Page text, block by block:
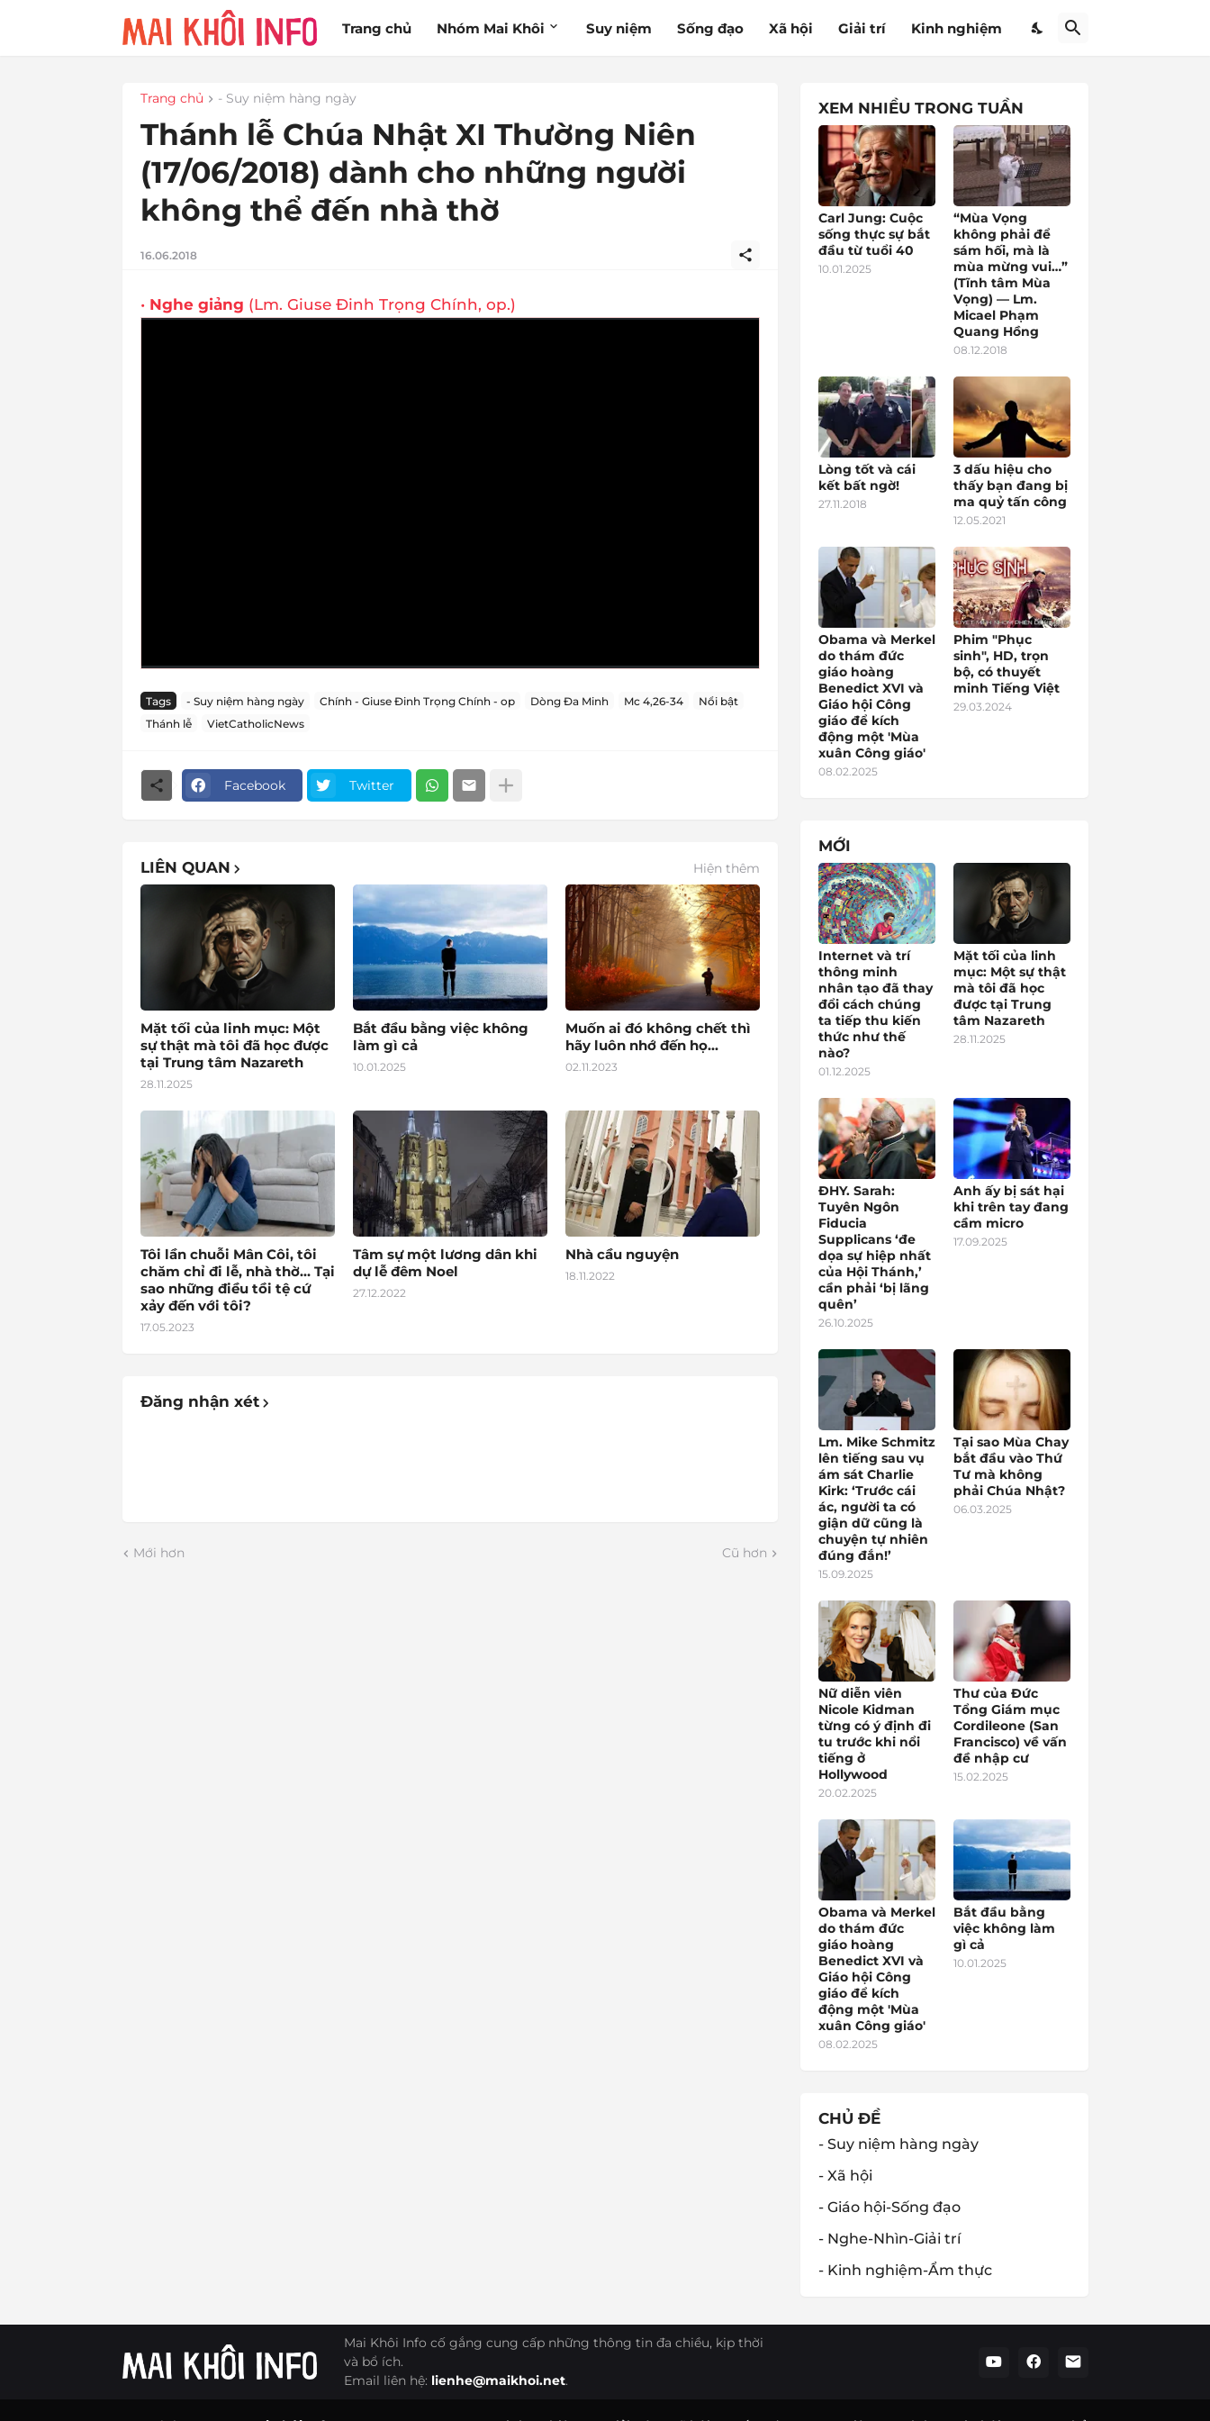
Trang chủ Nhóm Mai Khôi Suy niệm Sống đạo Xã hội Giải trí Kinh nghiệm
Trang chủ - Suy niệm hàng ngày
Thánh lễ Chúa Nhật XI Thường Niên
(17/06/2018) dành cho những người
không thể đến nhà thờ
16.06.2018
• Nghe giảng (Lm. Giuse Đinh Trọng Chính, op.)
Tags - Suy niệm hàng ngày Chính - Giuse Đinh Trọng Chính - op Dòng Đa Minh Mc 4,26-34
Nổi bật
Thánh lễ
VietCatholicNews
Facebook Twitter
LIÊN QUAN Hiện thêm
Mặt tối của linh mục: Một
sự thật mà tôi đã học được
tại Trung tâm Nazareth
28.11.2025
Bắt đầu bằng việc không
làm gì cả
10.01.2025
Muốn ai đó không chết thì
hãy luôn nhớ đến họ...
02.11.2023
Tôi lần chuỗi Mân Côi, tôi
chăm chỉ đi lễ, nhà thờ… Tại
sao những điều tồi tệ cứ
xảy đến với tôi?
17.05.2023
Tâm sự một lương dân khi
dự lễ đêm Noel
27.12.2022
Nhà cầu nguyện
18.11.2022
Đăng nhận xét
Mới hơn Cũ hơn
XEM NHIỀU TRONG TUẦN
Carl Jung: Cuộc
sống thực sự bắt
đầu từ tuổi 40
10.01.2025
“Mùa Vọng
không phải để
sám hối, mà là
mùa mừng vui…”
(Tĩnh tâm Mùa
Vọng) — Lm.
Micael Phạm
Quang Hồng
08.12.2018
Lòng tốt và cái
kết bất ngờ!
27.11.2018
3 dấu hiệu cho
thấy bạn đang bị
ma quỷ tấn công
12.05.2021
Obama và Merkel
do thám đức
giáo hoàng
Benedict XVI và
Giáo hội Công
giáo để kích
động một 'Mùa
xuân Công giáo'
08.02.2025
Phim "Phục
sinh", HD, trọn
bộ, có thuyết
minh Tiếng Việt
29.03.2024
MỚI
Internet và trí
thông minh
nhân tạo đã thay
đổi cách chúng
ta tiếp thu kiến
thức như thế
nào?
01.12.2025
Mặt tối của linh
mục: Một sự thật
mà tôi đã học
được tại Trung
tâm Nazareth
28.11.2025
ĐHY. Sarah:
Tuyên Ngôn
Fiducia
Supplicans ‘đe
dọa sự hiệp nhất
của Hội Thánh,’
cần phải ‘bị lãng
quên’
26.10.2025
Anh ấy bị sát hại
khi trên tay đang
cầm micro
17.09.2025
Lm. Mike Schmitz
lên tiếng sau vụ
ám sát Charlie
Kirk: ‘Trước cái
ác, người ta có
giận dữ cũng là
chuyện tự nhiên
đúng đắn!’
15.09.2025
Tại sao Mùa Chay
bắt đầu vào Thứ
Tư mà không
phải Chúa Nhật?
06.03.2025
Nữ diễn viên
Nicole Kidman
từng có ý định đi
tu trước khi nổi
tiếng ở
Hollywood
20.02.2025
Thư của Đức
Tổng Giám mục
Cordileone (San
Francisco) về vấn
đề nhập cư
15.02.2025
Obama và Merkel
do thám đức
giáo hoàng
Benedict XVI và
Giáo hội Công
giáo để kích
động một 'Mùa
xuân Công giáo'
08.02.2025
Bắt đầu bằng
việc không làm
gì cả
10.01.2025
CHỦ ĐỀ
- Suy niệm hàng ngày
- Xã hội
- Giáo hội-Sống đạo
- Nghe-Nhìn-Giải trí
- Kinh nghiệm-Ẩm thực
Mai Khôi Info cố gắng cung cấp những thông tin đa chiều, kịp thời
và bổ ích.
Email liên hệ: lienhe@maikhoi.net.